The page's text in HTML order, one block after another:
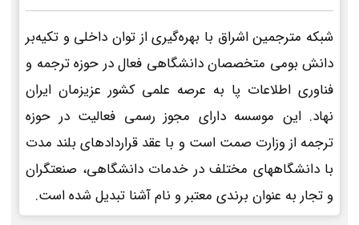
شبکه مترجمین اشراق با بهره‌گیری از توان داخلی و تکیه‌بر
دانش بومی متخصصان دانشگاهی فعال در حوزه ترجمه و
فناوری اطلاعات پا به عرصه علمی کشور عزیزمان ایران
نهاد. این موسسه دارای مجوز رسمی فعالیت در حوزه
ترجمه از وزارت صمت است و با عقد قراردادهای بلند مدت
با دانشگاههای مختلف در خدمات دانشگاهی، صنعتگران
و تجار به عنوان برندی معتبر و نام آشنا تبدیل شده است.